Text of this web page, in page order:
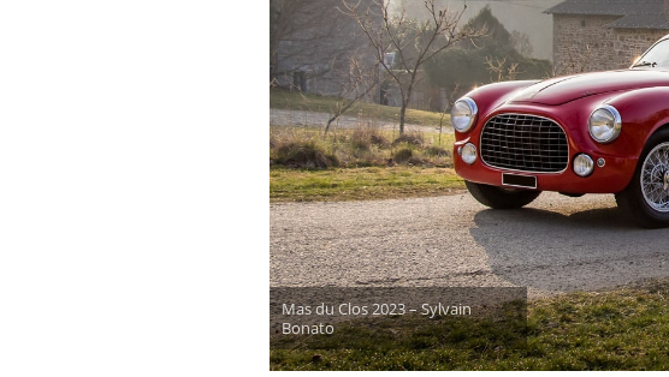
Mas du Clos 2023 – Sylvain
Bonato